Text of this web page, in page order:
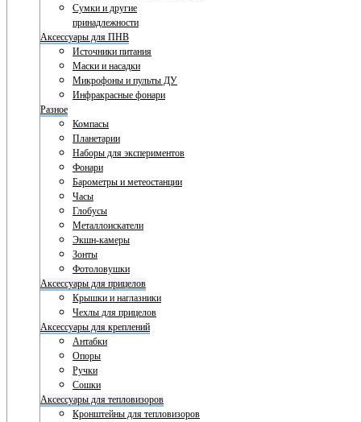
Сумки и другие
принадлежности
Аксессуары для ПНВ
Источники питания
Маски и насадки
Микрофоны и пульты ДУ
Инфракрасные фонари
Разное
Компасы
Планетарии
Наборы для экспериментов
Фонари
Барометры и метеостанции
Часы
Глобусы
Металлоискатели
Экшн-камеры
Зонты
Фотоловушки
Аксессуары для прицелов
Крышки и наглазники
Чехлы для прицелов
Аксессуары для креплений
Антабки
Опоры
Ручки
Сошки
Аксессуары для тепловизоров
Кронштейны для тепловизоров